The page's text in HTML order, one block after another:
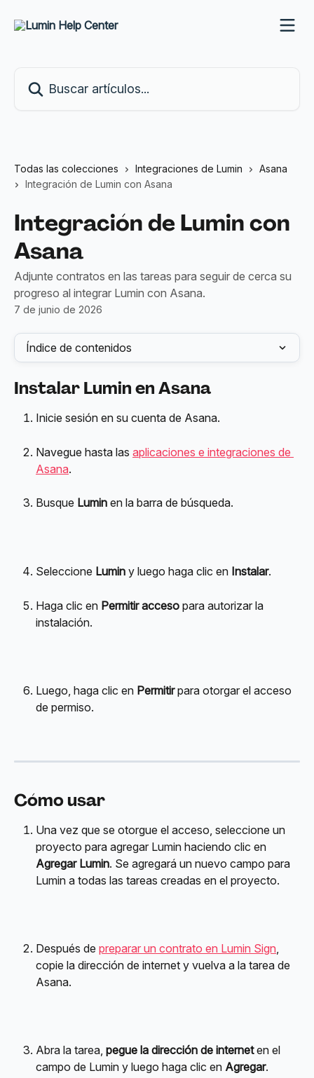
Todas las colecciones Integraciones de Lumin
Asana
Integración de Lumin con Asana
Integración de Lumin con
Asana
Adjunte contratos en las tareas para seguir de cerca su
progreso al integrar Lumin con Asana.
7 de junio de 2026
Índice de contenidos
Instalar Lumin en Asana
Inicie sesión en su cuenta de Asana.
Navegue hasta las aplicaciones e integraciones de
Asana.
Busque Lumin en la barra de búsqueda.
Seleccione Lumin y luego haga clic en Instalar.
Haga clic en Permitir acceso para autorizar la
instalación.
Luego, haga clic en Permitir para otorgar el acceso
de permiso.
Cómo usar
Una vez que se otorgue el acceso, seleccione un
proyecto para agregar Lumin haciendo clic en
Agregar Lumin. Se agregará un nuevo campo para
Lumin a todas las tareas creadas en el proyecto.
Después de preparar un contrato en Lumin Sign
copie la dirección de internet y vuelva a la tarea de
Asana.
Abra la tarea, pegue la dirección de internet en el
campo de Lumin y luego haga clic en Agregar.